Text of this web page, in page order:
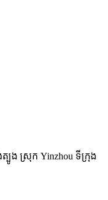
ត្បូង ស្រុក Yinzhou ទីក្រុង